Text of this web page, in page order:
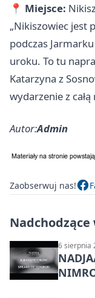
📍 Miejsce:
„Nikiszowiec jest
podczas
uroku. To tu
Katarzyna z
wydarzenie z
Autor:Admin
Zaobserwuj nas!
6 sierpnia